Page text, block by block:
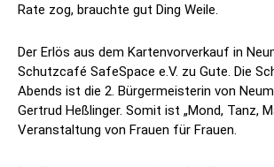
Rate zog, brauchte gut Ding Weile.
Der Erlös aus dem Kartenvorverkauf in
Schutzcafé SafeSpace e.V. zu Gute. Die
Abends ist die 2. Bürgermeisterin von
Gertrud Heßlinger. Somit ist „Mond, Tanz,
Veranstaltung von Frauen für Frauen.